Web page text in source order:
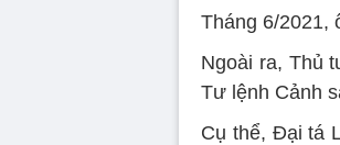
Tháng 6/2021,
Ngoài ra, Thủ
Tư lệnh Cảnh
Cụ thể, Đại tá